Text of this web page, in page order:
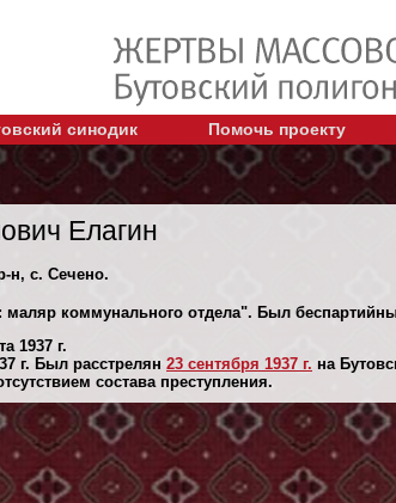
синодик Помочь проекту
Елагин
н, с. Сечено.
маляр коммунального отдела". Был
1937 г.
г. Был расстрелян 23 сентября 1937 г. на
состава преступления.